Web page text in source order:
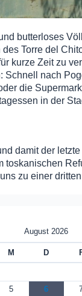
butterloses
Torre del
kurze Zeit zu
Schnell nach
die
in der
damit der
toskanischen
zu einer dritten
August 2026
M D
5 6